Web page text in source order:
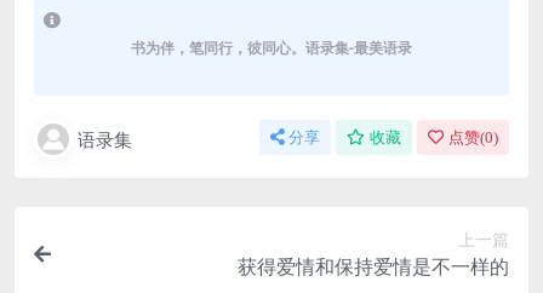
书为伴，笔同行，彼同心。语录集-最美语录
语录集 分享 收藏 点赞(0)
上一篇
获得爱情和保持爱情是不一样的